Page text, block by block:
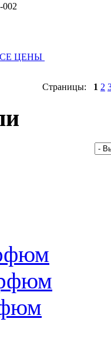
002
ЦЕНЫ
Страницы: 1 2